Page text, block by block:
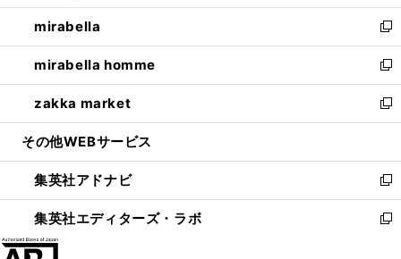
開
く
ウ
で
開
く
ン
ド
ウ
で
開
く
ウ
ィ
ン
ド
ウ
で
開
し
い
ウ
ィ
ン
ド
ウ
開
く
mirabella
新
し
い
ウ
ィ
ン
ウ
で
開
く
mirabella homme
新
し
い
ウ
ン
ド
ウ
で
zakka market
新
し
ウ
ィ
ン
ド
その他WEBサービス
集英社アドナビ
新
し
い
集英社エディターズ・ラボ
新